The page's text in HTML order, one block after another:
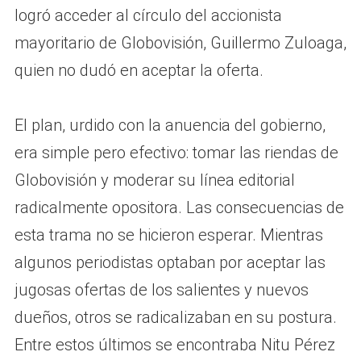
logró acceder al círculo del accionista
mayoritario de Globovisión, Guillermo Zuloaga,
quien no dudó en aceptar la oferta.
El plan, urdido con la anuencia del gobierno,
era simple pero efectivo: tomar las riendas de
Globovisión y moderar su línea editorial
radicalmente opositora. Las consecuencias de
esta trama no se hicieron esperar. Mientras
algunos periodistas optaban por aceptar las
jugosas ofertas de los salientes y nuevos
dueños, otros se radicalizaban en su postura.
Entre estos últimos se encontraba Nitu Pérez